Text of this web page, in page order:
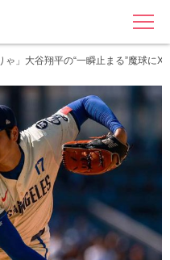
MENU
ゃ」大谷翔平の“一瞬止まる”魔球